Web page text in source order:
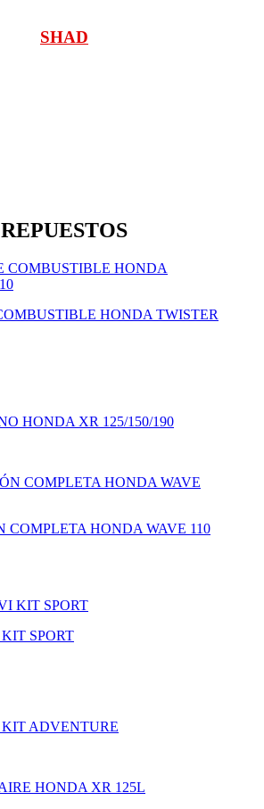
SHAD
REPUESTOS
HONDA TWISTER
HONDA XR 125/150/190
COMPLETA HONDA WAVE 110
SPORT
ADVENTURE